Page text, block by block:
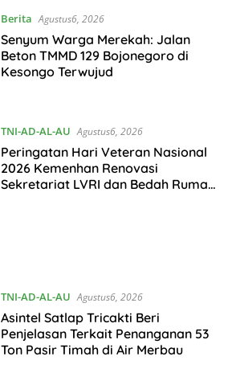
Berita Agustus6, 2026
Senyum Warga Merekah: Jalan
Beton TMMD 129 Bojonegoro di
Kesongo Terwujud
TNI-AD-AL-AU Agustus6, 2026
Peringatan Hari Veteran Nasional
2026 Kemenhan Renovasi
Sekretariat LVRI dan Bedah Rumah
TNI-AD-AL-AU Agustus6, 2026
Asintel Satlap Tricakti Beri
Penjelasan Terkait Penanganan 53
Ton Pasir Timah di Air Merbau